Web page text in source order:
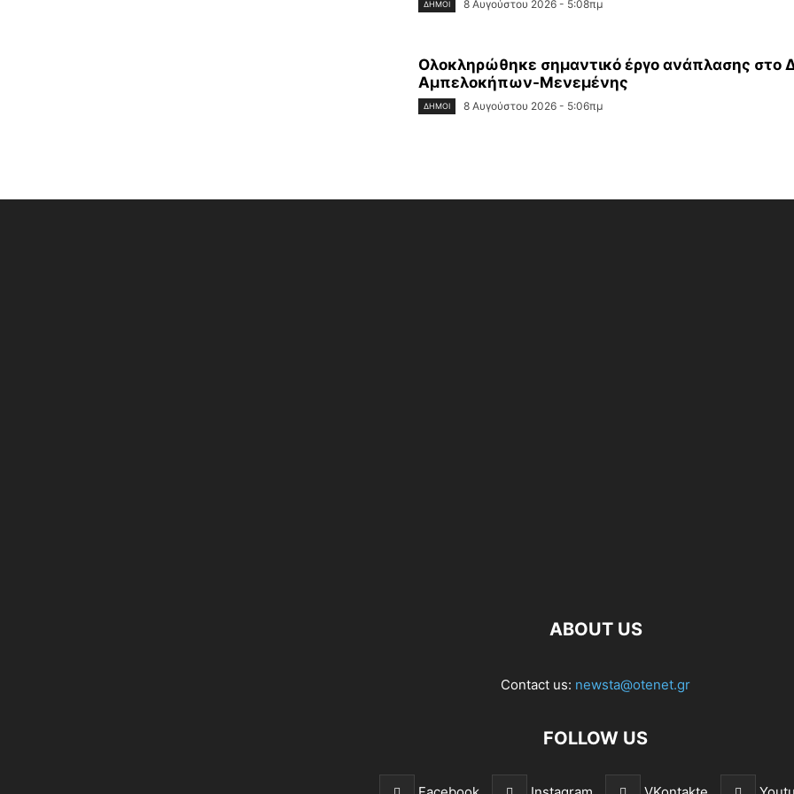
ΔΉΜΟΙ 8 Αυγούστου 2026 - 5:08πμ
Ολοκληρώθηκε σημαντικό έργο ανάπλασης στο
Αμπελοκήπων-Μενεμένης
ΔΉΜΟΙ 8 Αυγούστου 2026 - 5:06πμ
ABOUT US
Contact us: newsta@otenet.gr
FOLLOW US